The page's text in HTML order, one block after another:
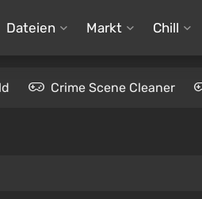
Dateien Markt Chill
Crime Scene Cleaner